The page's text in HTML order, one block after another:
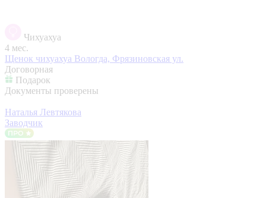
Чихуахуа
4 мес.
Щенок чихуахуа Вологда, Фрязиновская ул.
Договорная
Подарок
Документы проверены
Наталья Левтякова
Заводчик